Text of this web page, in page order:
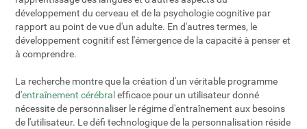
développement du cerveau et de la psychologie cognitive par
rapport au point de vue d'un adulte. En d'autres termes, le
développement cognitif est l'émergence de la capacité à penser et
à comprendre.
La recherche montre que la création d'un véritable programme
d'entraînement cérébral efficace pour un utilisateur donné
nécessite de personnaliser le régime d'entraînement aux besoins
de l'utilisateur. Le défi technologique de la personnalisation réside